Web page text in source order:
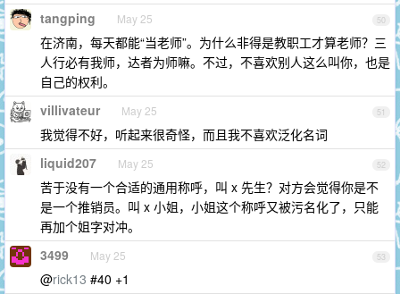
50
tangping May 25
在济南，每天都能“当老师”。为什么非得是教职工才算老师？三
人行必有我师，达者为师嘛。不过，不喜欢别人这么叫你，也是
自己的权利。
51
villivateur May 25
我觉得不好，听起来很奇怪，而且我不喜欢泛化名词
52
liquid207 May 25
苦于没有一个合适的通用称呼，叫 x 先生？对方会觉得你是不
是一个推销员。叫 x 小姐，小姐这个称呼又被污名化了，只能
再加个姐字对冲。
53
3499 May 25
@rick13 #40 +1